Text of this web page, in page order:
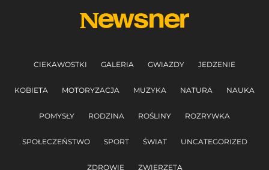
CIEKAWOSTKI GALERIA GWIAZDY JEDZENIE
KOBIETA MOTORYZACJA MUZYKA NATURA NAUKA
POMYSŁY RODZINA ROŚLINY ROZRYWKA
SPOŁECZEŃSTWO SPORT ŚWIAT UNCATEGORIZED
ZDROWIE ZWIERZĘTA